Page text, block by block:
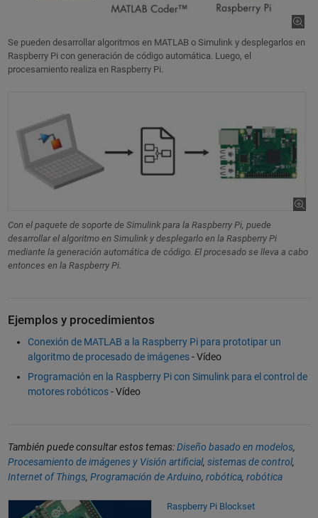
Se pueden desarrollar algoritmos en MATLAB o Simulink y desplegarlos en
Raspberry Pi con generación de código automática. Luego, el
procesamiento realiza en Raspberry Pi.
Con el paquete de soporte de Simulink para la Raspberry Pi, puede
desarrollar el algoritmo en Simulink y desplegarlo en la Raspberry Pi
mediante la generación automática de código. El procesado se lleva a cabo
entonces en la Raspberry Pi.
Ejemplos y procedimientos
Conexión de MATLAB a la Raspberry Pi para prototipar un
algoritmo de procesado de imágenes- Vídeo
Programación en la Raspberry Pi con Simulink para el control de
motores robóticos- Vídeo
También puede consultar estos temas:Diseño basado en modelos,
Procesamiento de imágenes y Visión artificial, sistemas de control,
Internet of Things, Programación de Arduino, robótica, robótica
Raspberry Pi Blockset